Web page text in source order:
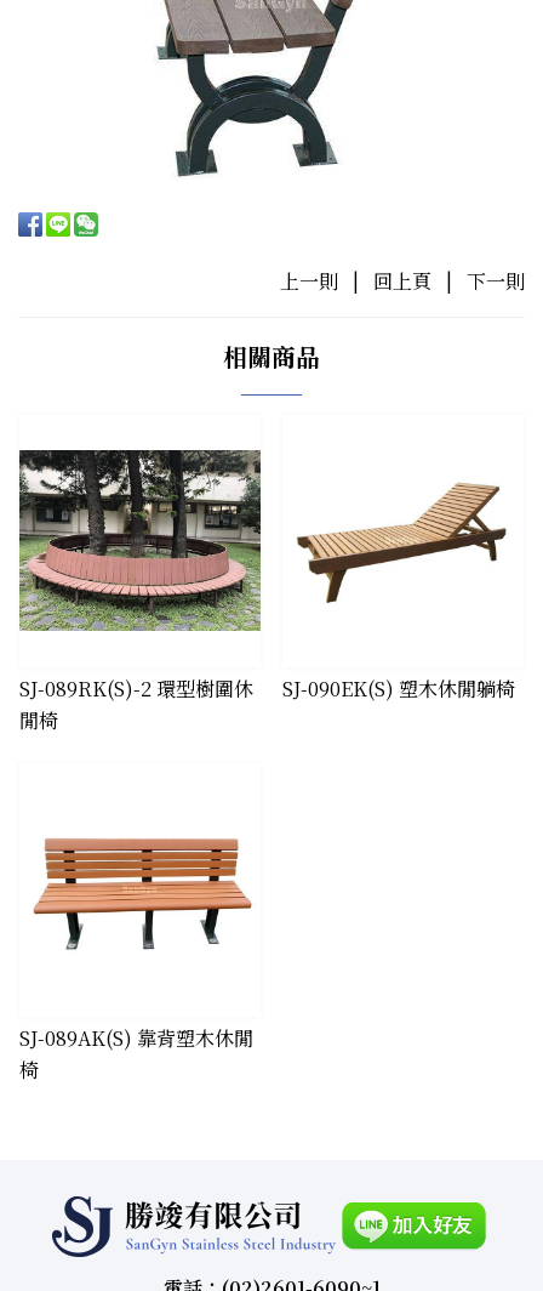
上一則 | 回上頁 | 下一則
相關商品
SJ-089RK(S)-2 環型樹圍休
閒椅
SJ-090EK(S) 塑木休閒躺椅
SJ-089AK(S) 靠背塑木休閒
椅